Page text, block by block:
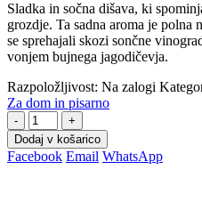
Sladka in sočna dišava, ki
grozdje. Ta sadna aroma je polna
se sprehajali skozi sončne
vonjem bujnega jagodičevja.
Razpoložljivost: Na zalogi
Za dom in pisarno
-
+
Dodaj v košarico
Facebook Email WhatsApp